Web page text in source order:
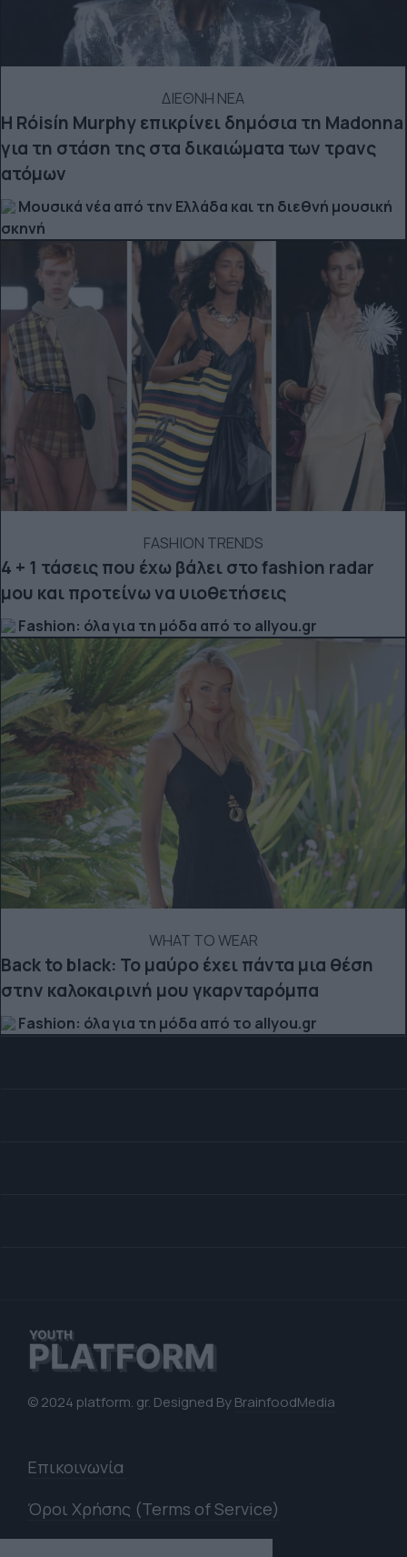
ΔΙΕΘΝΗ ΝΕΑ
Η Róisín Murphy επικρίνει δημόσια τη Madonna
για τη στάση της στα δικαιώματα των τρανς
ατόμων
Μουσικά νέα από την Ελλάδα και τη διεθνή μουσική
σκηνή
FASHION TRENDS
4 + 1 τάσεις που έχω βάλει στο fashion radar
μου και προτείνω να υιοθετήσεις
Fashion: όλα για τη μόδα από το allyou.gr
WHAT TO WEAR
Back to black: Το μαύρο έχει πάντα μια θέση
στην καλοκαιρινή μου γκαρνταρόμπα
Fashion: όλα για τη μόδα από το allyou.gr
© 2024 platform. gr. Designed ByBrainfoodMedia
Επικοινωνία
Όροι Χρήσης (Terms of Service)